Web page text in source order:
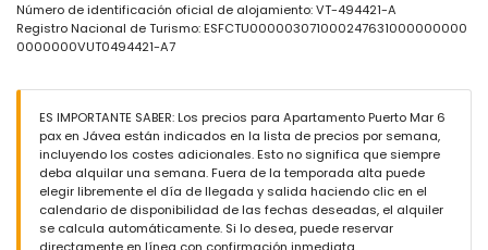
parcela vallada
Más información
ribera u orilla más cercana: Mediterráneo, Xàbia (a menos de 200
metros del apartamento)
playa más cercana: Playa de la Grava (a menos de 200 metros
del apartamento)
puerto más cercano: Club Náutico Xàbia (a menos de 1000
metros del apartamento)
parque más cercano: Montgó, Xàbia (a menos de 4 kilómetros del
apartamento)
Número de identificación oficial de alojamiento: VT-494421-A
Registro Nacional de Turismo: ESFCTU000003071000247631000000000
0000000VUT0494421-A7
ES IMPORTANTE SABER: Los precios para Apartamento Puerto Mar 6
pax en Jávea están indicados en la lista de precios por semana,
incluyendo los costes adicionales. Esto no significa que siempre
deba alquilar una semana. Fuera de la temporada alta puede
elegir libremente el día de llegada y salida haciendo clic en el
calendario de disponibilidad de las fechas deseadas, el alquiler
se calcula automáticamente. Si lo desea, puede reservar